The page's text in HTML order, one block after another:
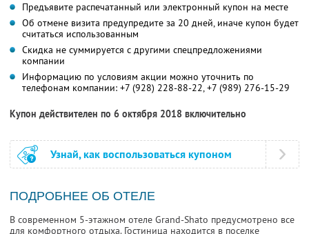
Предъявите распечатанный или электронный купон на месте
Об отмене визита предупредите за 20 дней, иначе купон будет
считаться использованным
Скидка не суммируется с другими спецпредложениями
компании
Информацию по условиям акции можно уточнить по
телефонам компании: +7 (928) 228-88-22,+7 (989) 276-15-29
Купон действителен по 6 октября 2018 включительно
Узнай, как воспользоваться купоном
ПОДРОБНЕЕ ОБ ОТЕЛЕ
В современном 5-этажном отеле Grand-Shato предусмотрено все
для комфортного отдыха. Гостиница находится в поселке